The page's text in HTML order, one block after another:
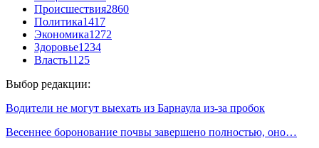
Происшествия2860
Политика1417
Экономика1272
Здоровье1234
Власть1125
Выбор редакции:
Водители не могут выехать из Барнаула из-за пробок
Весеннее боронование почвы завершено полностью, оно…